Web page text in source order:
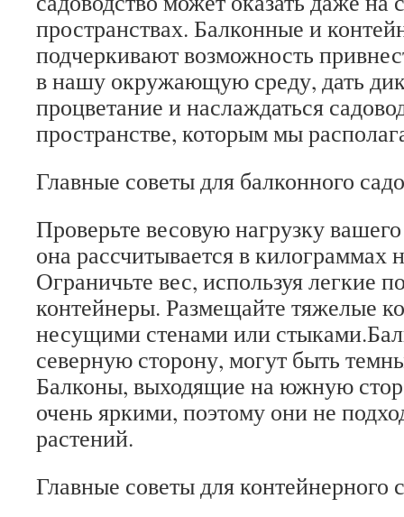
пространствах. Балконные и
подчеркивают возможность
в нашу окружающую среду, дать
процветание и наслаждаться
пространстве, которым мы
Главные советы для балконного
Проверьте весовую нагрузку
она рассчитывается в килограммах
Ограничьте вес, используя легкие
контейнеры. Размещайте тяжелые
несущими стенами или
северную сторону, могут быть
Балконы, выходящие на южную
очень яркими, поэтому они не
растений.
Главные советы для контейнерного